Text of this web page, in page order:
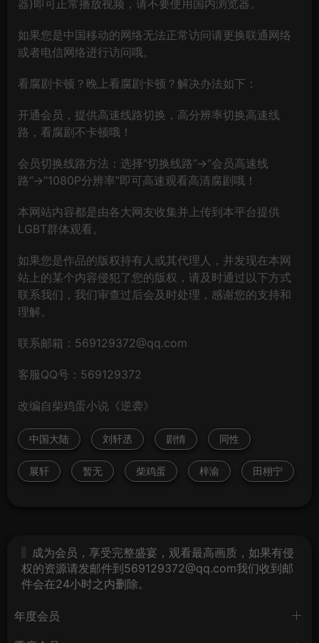
器)即可正常播放视频，请不要使用国内浏览器。
如果您是中国移动的网络无法正常访问请更换联通网络
或者电信网络进行访问哦。
看腐剧卡顿？晚上看腐剧卡顿？解决办法如下：
开通会员，提供高速线路切换，高分辨率切换高速线
路，看腐剧不卡顿哦！
会员切换线路方法：选择“切换线路”→“会员高速线
路”→“1080P分辨率”即可高速观看高清腐剧哦！
本网站内容都是由各大网友收集并上传到本平台提供
LGBT群体观看。
如果您是作品的版权持有人或其代理人，并发现在本网
站上的某个内容侵犯了您的版权，请及时通过以下方式
联系我们，我们审查过后会及时处理，感谢您的支持和
理解。
联系邮箱：569129372@qq.com
客服QQ号：569129372
改编自柴鸡蛋小说《逆袭》
中国大陆 刘轩丞 剧情 同性
展轩 暂无 柴鸡蛋 梓渝 田栩宁
成为会员，享受完整盛宴，观看最高画质，如果有侵
权的资源请发邮件到569129372@qq.com我们收到邮
件会在24小时之内删除。
年度会员